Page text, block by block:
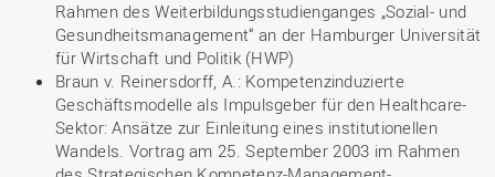
Rahmen des Weiterbildungsstudienganges „Sozial- und
Gesundheitsmanagement“ an der Hamburger Universität
für Wirtschaft und Politik (HWP)
Braun v. Reinersdorff, A.: Kompetenzinduzierte
Geschäftsmodelle als Impulsgeber für den Healthcare-
Sektor: Ansätze zur Einleitung eines institutionellen
Wandels. Vortrag am 25. September 2003 im Rahmen